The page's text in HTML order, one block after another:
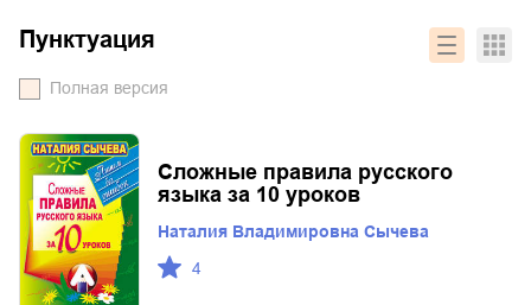
пунктуация
Полная версия
Сложные правила русского
языка за 10 уроков
Наталия Владимировна Сычева
4